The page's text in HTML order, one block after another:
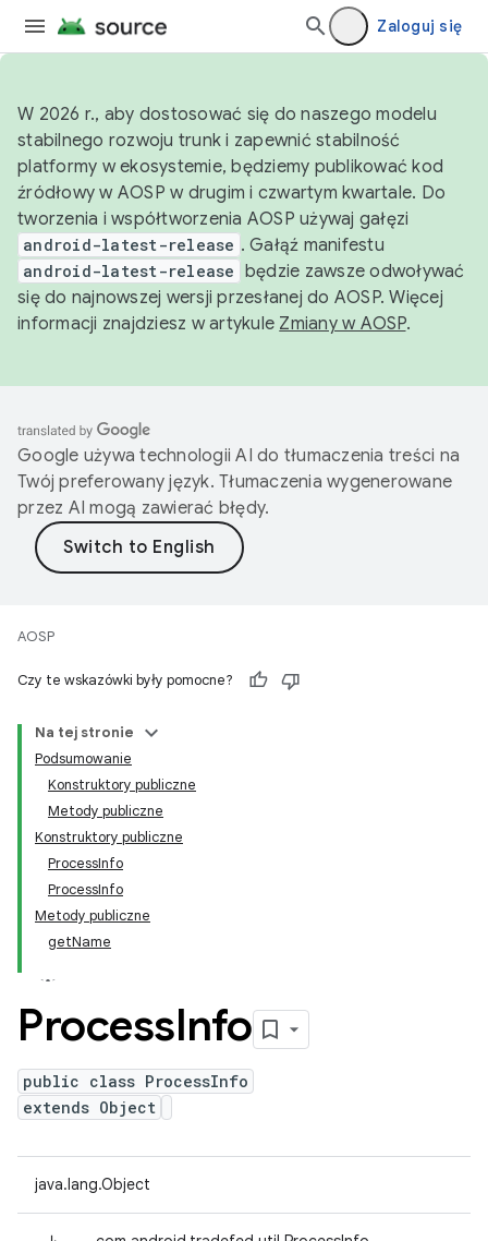
Zaloguj się
W 2026 r., aby dostosować się do naszego modelu
stabilnego rozwoju trunk i zapewnić stabilność
platformy w ekosystemie, będziemy publikować kod
źródłowy w AOSP w drugim i czwartym kwartale. Do
tworzenia i współtworzenia AOSP używaj gałęzi
android-latest-release . Gałąź manifestu
android-latest-release będzie zawsze odwoływać
się do najnowszej wersji przesłanej do AOSP. Więcej
informacji znajdziesz w artykule Zmiany w AOSP.
Google używa technologii AI do tłumaczenia treści na
Twój preferowany język. Tłumaczenia wygenerowane
przez AI mogą zawierać błędy.
AOSP
Czy te wskazówki były pomocne?
Na tej stronie
Podsumowanie
Konstruktory publiczne
Metody publiczne
Konstruktory publiczne
ProcessInfo
ProcessInfo
Metody publiczne
getName
ProcessInfo
public class ProcessInfo
extends Object
java.lang.Object